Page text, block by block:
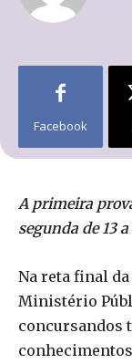
Facebook
A primeira
segunda de 13
Na reta final
Ministério
concursandos